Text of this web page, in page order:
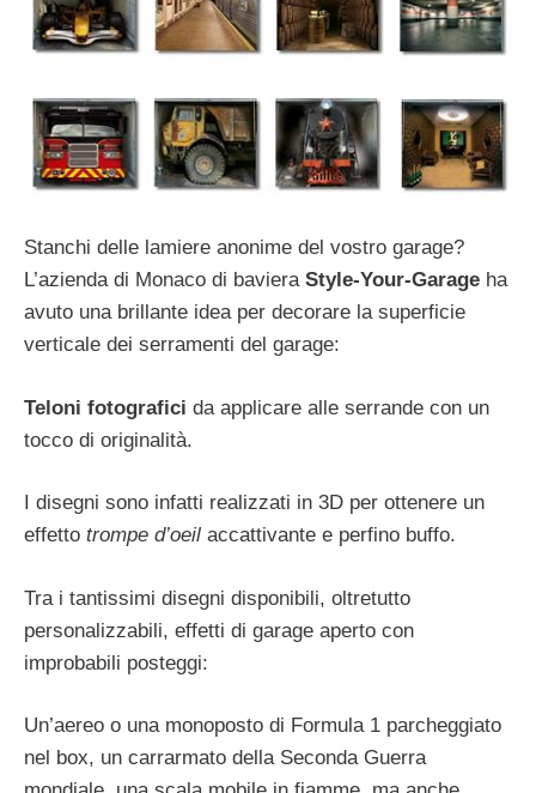
Stanchi delle lamiere anonime del vostro garage?
L’azienda di Monaco di baviera Style-Your-Garage ha
avuto una brillante idea per decorare la superficie
verticale dei serramenti del garage:
Teloni fotografici da applicare alle serrande con un
tocco di originalità.
I disegni sono infatti realizzati in 3D per ottenere un
effetto trompe d’oeil accattivante e perfino buffo.
Tra i tantissimi disegni disponibili, oltretutto
personalizzabili, effetti di garage aperto con
improbabili posteggi:
Un’aereo o una monoposto di Formula 1 parcheggiato
nel box, un carrarmato della Seconda Guerra